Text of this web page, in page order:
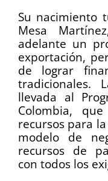
Su nacimiento
Mesa
adelante un
exportación,
de lograr
tradicionales.
llevada al
Colombia,
recursos para
modelo de
recursos de
con todos los